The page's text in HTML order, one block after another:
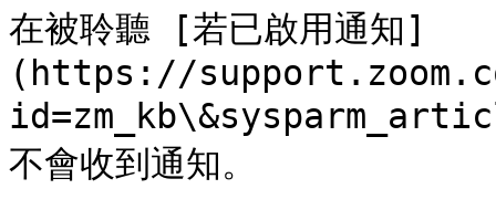
在被聆聽 [若已啟用通知]
(https://
不會收到通知。